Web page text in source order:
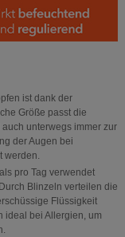
ist dank der
Größe passt die
unterwegs immer zur
der Augen bei
werden.
pro Tag verwendet
Blinzeln verteilen die
Flüssigkeit
ideal bei Allergien, um